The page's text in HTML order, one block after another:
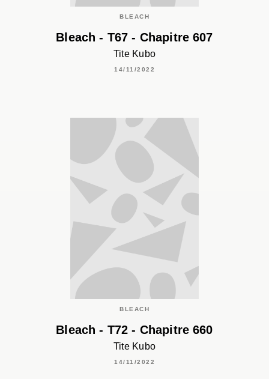
BLEACH
Bleach - T67 - Chapitre 607
Tite Kubo
14/11/2022
BLEACH
Bleach - T72 - Chapitre 660
Tite Kubo
14/11/2022